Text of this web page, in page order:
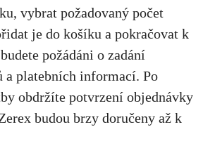
vybrat požadovaný počet
je do košíku a pokračovat k
požádáni o zadání
a platebních informací. Po
obdržíte potvrzení objednávky
budou brzy doručeny až k